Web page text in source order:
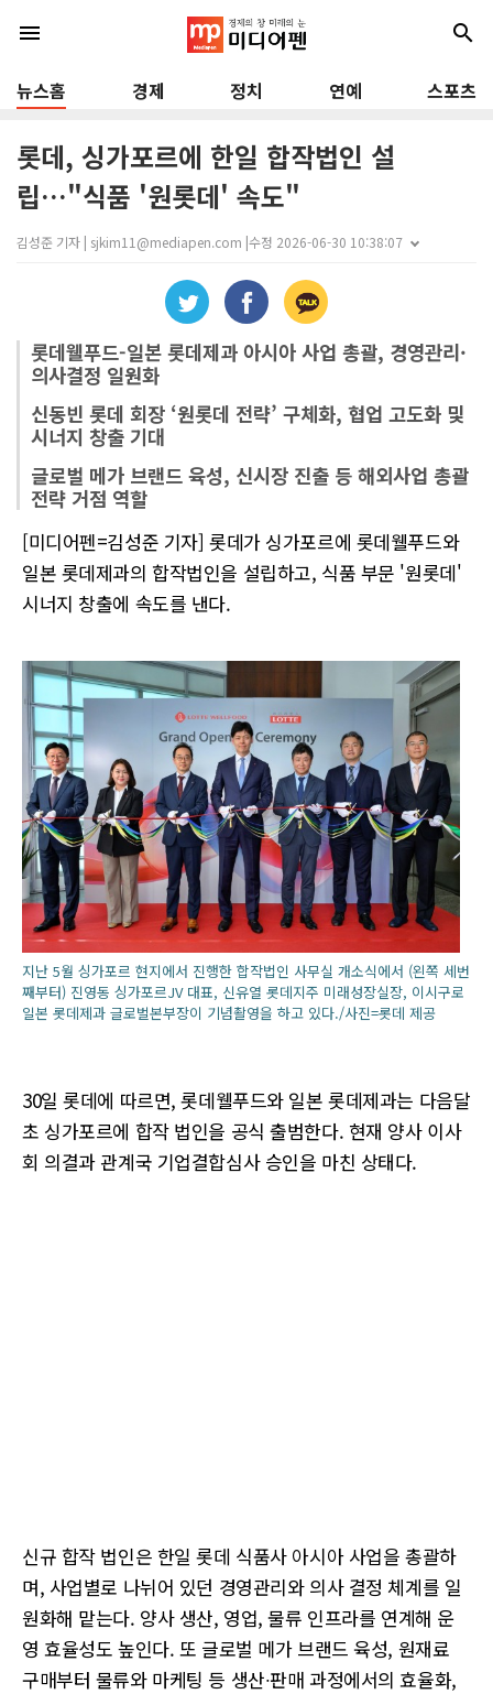
menu search
뉴스홈 경제 정치 연예 스포츠
롯데, 싱가포르에 한일 합작법인 설
립…"식품 '원롯데' 속도"
김성준 기자 | sjkim11@mediapen.com |수정 2026-06-30 10:38:07
롯데웰푸드-일본 롯데제과 아시아 사업 총괄, 경영관리·
의사결정 일원화
신동빈 롯데 회장 ‘원롯데 전략’ 구체화, 협업 고도화 및
시너지 창출 기대
글로벌 메가 브랜드 육성, 신시장 진출 등 해외사업 총괄
전략 거점 역할
[미디어펜=김성준 기자] 롯데가 싱가포르에 롯데웰푸드와
일본 롯데제과의 합작법인을 설립하고, 식품 부문 '원롯데'
시너지 창출에 속도를 낸다.
지난 5월 싱가포르 현지에서 진행한 합작법인 사무실 개소식에서 (왼쪽 세번
째부터) 진영동 싱가포르JV 대표, 신유열 롯데지주 미래성장실장, 이시구로
일본 롯데제과 글로벌본부장이 기념촬영을 하고 있다./사진=롯데 제공
30일 롯데에 따르면, 롯데웰푸드와 일본 롯데제과는 다음달
초 싱가포르에 합작 법인을 공식 출범한다. 현재 양사 이사
회 의결과 관계국 기업결합심사 승인을 마친 상태다.
신규 합작 법인은 한일 롯데 식품사 아시아 사업을 총괄하
며, 사업별로 나뉘어 있던 경영관리와 의사 결정 체계를 일
원화해 맡는다. 양사 생산, 영업, 물류 인프라를 연계해 운
영 효율성도 높인다. 또 글로벌 메가 브랜드 육성, 원재료
구매부터 물류와 마케팅 등 생산∙판매 과정에서의 효율화,